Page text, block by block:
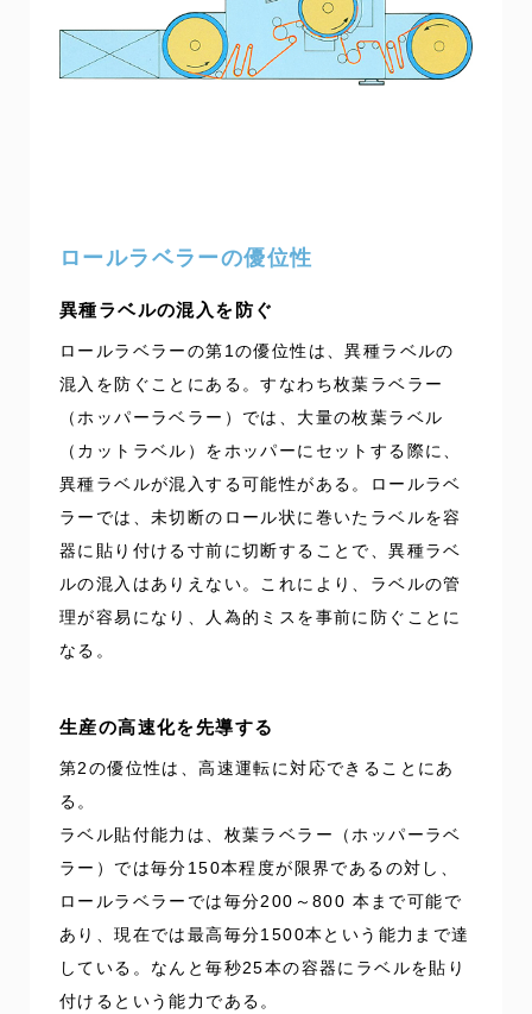
ロールラベラーの優位性
異種ラベルの混入を防ぐ
ロールラベラーの第1の優位性は、異種ラベルの
混入を防ぐことにある。すなわち枚葉ラベラー
（ホッパーラベラー）では、大量の枚葉ラベル
（カットラベル）をホッパーにセットする際に、
異種ラベルが混入する可能性がある。ロールラベ
ラーでは、未切断のロール状に巻いたラベルを容
器に貼り付ける寸前に切断することで、異種ラベ
ルの混入はありえない。これにより、ラベルの管
理が容易になり、人為的ミスを事前に防ぐことに
なる。
生産の高速化を先導する
第2の優位性は、高速運転に対応できることにあ
る。
ラベル貼付能力は、枚葉ラベラー（ホッパーラベ
ラー）では毎分150本程度が限界であるの対し、
ロールラベラーでは毎分200～800 本まで可能で
あり、現在では最高毎分1500本という能力まで達
している。なんと毎秒25本の容器にラベルを貼り
付けるという能力である。